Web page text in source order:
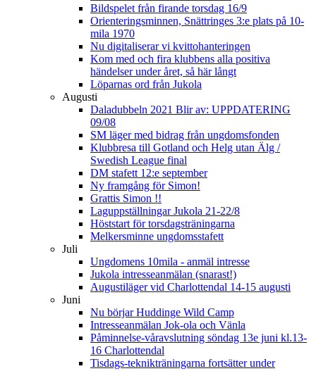
Bildspelet från firande torsdag 16/9
Orienteringsminnen, Snättringes 3:e plats på 10-
mila 1970
Nu digitaliserar vi kvittohanteringen
Kom med och fira klubbens alla positiva
händelser under året, så här långt
Löparnas ord från Jukola
Augusti
Daladubbeln 2021 Blir av: UPPDATERING
09/08
SM läger med bidrag från ungdomsfonden
Klubbresa till Gotland och Helg utan Älg /
Swedish League final
DM stafett 12:e september
Ny framgång för Simon!
Grattis Simon !!
Laguppställningar Jukola 21-22/8
Höststart för torsdagsträningarna
Melkersminne ungdomsstafett
Juli
Ungdomens 10mila - anmäl intresse
Jukola intresseanmälan (snarast!)
Augustiläger vid Charlottendal 14-15 augusti
Juni
Nu börjar Huddinge Wild Camp
Intresseanmälan Jok-ola och Vänla
Påminnelse-våravslutning söndag 13e juni kl.13-
16 Charlottendal
Tisdags-teknikträningarna fortsätter under